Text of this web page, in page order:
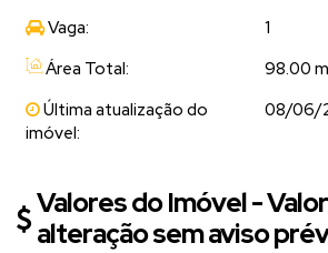
Vaga:
1
Área Total:
98.00
Última atualização do
imóvel:
08/06/
Valores do Imóvel -
alteração sem aviso